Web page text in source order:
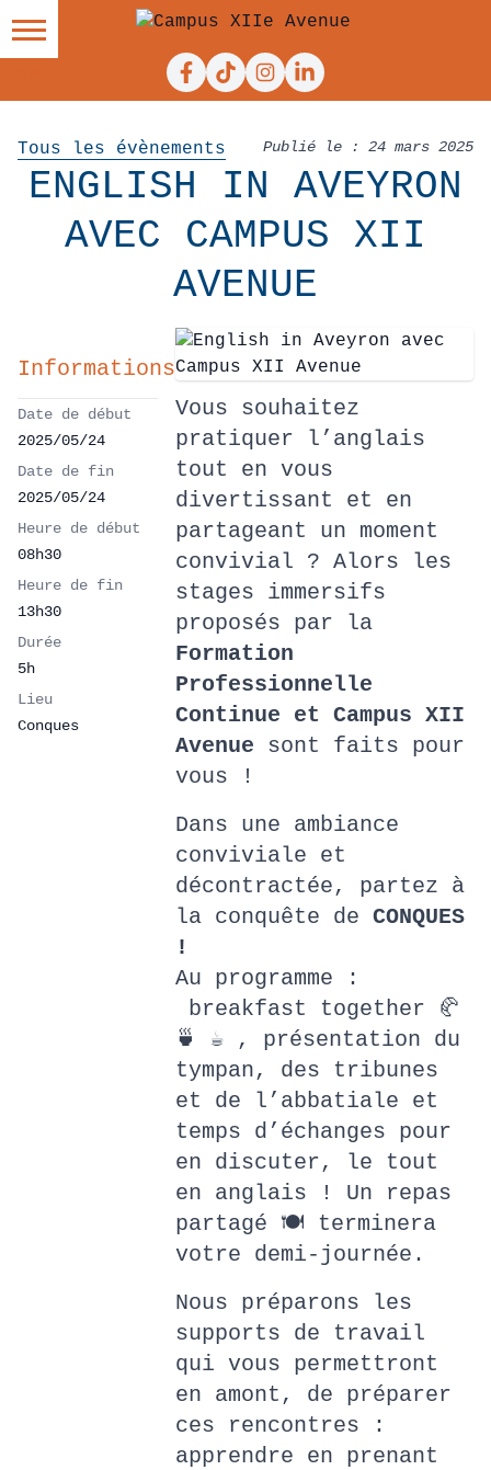
Facebook
TiktokInstagram
Linkedin
Tous les évènements Publié le : 24 mars 2025
ENGLISH IN AVEYRON
AVEC CAMPUS XII
AVENUE
Informations
Date de début
2025/05/24
Date de fin
2025/05/24
Heure de début
08h30
Heure de fin
13h30
Durée
5h
Lieu
Conques
Vous souhaitez
pratiquer l’anglais
tout en vous
divertissant et en
partageant un moment
convivial ? Alors les
stages immersifs
proposés par la
Formation
Professionnelle
Continue et Campus XII
Avenue sont faits pour
vous !
Dans une ambiance
conviviale et
décontractée, partez à
la conquête de CONQUES
!
Au programme :
breakfast together 🥐
🍵 ☕ , présentation du
tympan, des tribunes
et de l’abbatiale et
temps d’échanges pour
en discuter, le tout
en anglais ! Un repas
partagé 🍽️ terminera
votre demi-journée.
Nous préparons les
supports de travail
qui vous permettront
en amont, de préparer
ces rencontres :
apprendre en prenant